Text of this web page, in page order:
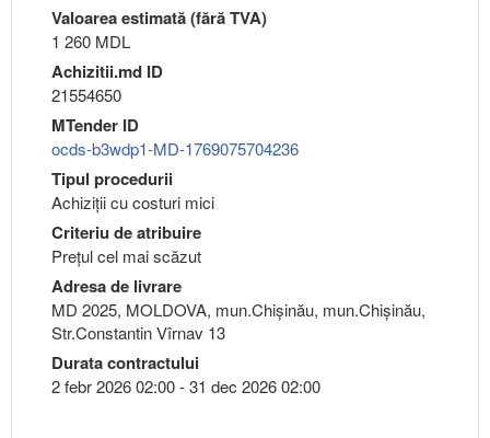
Valoarea estimată (fără TVA)
1 260 MDL
Achizitii.md ID
21554650
MTender ID
ocds-b3wdp1-MD-1769075704236
Tipul procedurii
Achiziții cu costuri mici
Criteriu de atribuire
Preţul cel mai scăzut
Adresa de livrare
MD 2025, MOLDOVA, mun.Chişinău, mun.Chişinău,
Str.Constantin Vîrnav 13
Durata contractului
2 febr 2026 02:00 - 31 dec 2026 02:00